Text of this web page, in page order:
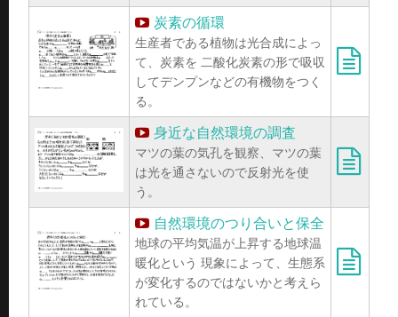
炭素の循環
生産者である植物は光合成によっ
て、炭素を 二酸化炭素の形で吸収
してデンプンなどの有機物をつく
る。
身近な自然環境の調査
マツの葉の気孔を観察、マツの葉
は光を通さないので反射光を使
う。
自然環境のつり合いと保全
地球の平均気温が上昇する地球温
暖化という 現象によって、生態系
が変化するのではないかと考えら
れている。